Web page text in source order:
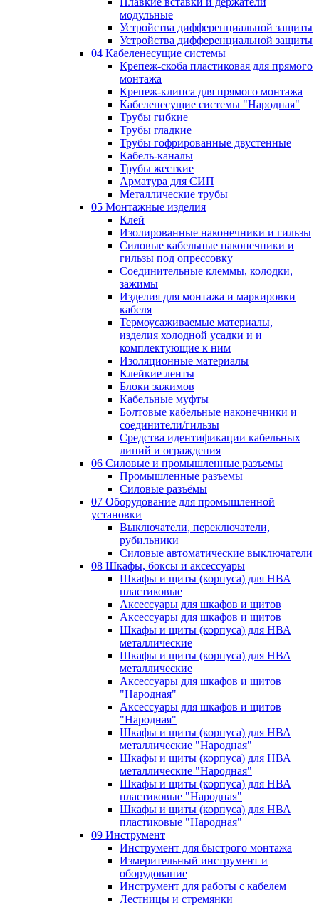
модульные
Устройства дифференциальной защиты
Устройства дифференциальной защиты
04 Кабеленесущие системы
Крепеж-скоба пластиковая для прямого
монтажа
Крепеж-клипса для прямого монтажа
Кабеленесущие системы "Народная"
Трубы гибкие
Трубы гладкие
Трубы гофрированные двустенные
Кабель-каналы
Трубы жесткие
Арматура для СИП
Металлические трубы
05 Монтажные изделия
Клей
Изолированные наконечники и гильзы
Силовые кабельные наконечники и
гильзы под опрессовку
Соединительные клеммы, колодки,
зажимы
Изделия для монтажа и маркировки
кабеля
Термоусаживаемые материалы,
изделия холодной усадки и и
комплектующие к ним
Изоляционные материалы
Клейкие ленты
Блоки зажимов
Кабельные муфты
Болтовые кабельные наконечники и
соединители/гильзы
Средства идентификации кабельных
линий и ограждения
06 Силовые и промышленные разъемы
Промышленные разъемы
Силовые разъёмы
07 Оборудование для промышленной
установки
Выключатели, переключатели,
рубильники
Силовые автоматические выключатели
08 Шкафы, боксы и аксессуары
Шкафы и щиты (корпуса) для НВА
пластиковые
Аксессуары для шкафов и щитов
Аксессуары для шкафов и щитов
Шкафы и щиты (корпуса) для НВА
металлические
Шкафы и щиты (корпуса) для НВА
металлические
Аксессуары для шкафов и щитов
"Народная"
Аксессуары для шкафов и щитов
"Народная"
Шкафы и щиты (корпуса) для НВА
металлические "Народная"
Шкафы и щиты (корпуса) для НВА
металлические "Народная"
Шкафы и щиты (корпуса) для НВА
пластиковые "Народная"
Шкафы и щиты (корпуса) для НВА
пластиковые "Народная"
09 Инструмент
Инструмент для быстрого монтажа
Измерительный инструмент и
оборудование
Инструмент для работы с кабелем
Лестницы и стремянки